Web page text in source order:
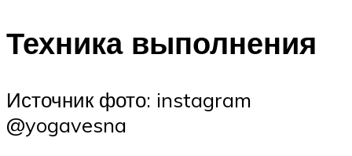
Техника выполнения
Источник фото: instagram
@yogavesna